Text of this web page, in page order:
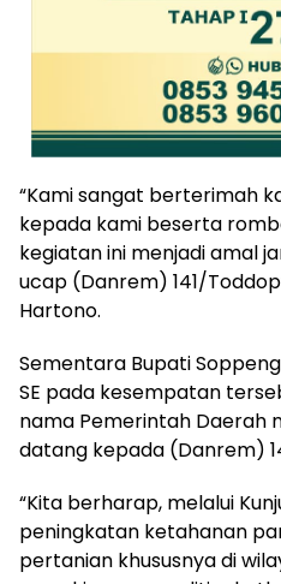
“Kami sangat berterimah
kepada kami beserta
kegiatan ini menjadi amal
ucap (Danrem) 141/
Hartono.
Sementara Bupati
SE pada kesempatan
nama Pemerintah Daerah
datang kepada (Danrem)
“Kita berharap, melalui
peningkatan ketahanan
pertanian khususnya di